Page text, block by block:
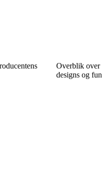
Overblik over
designs og